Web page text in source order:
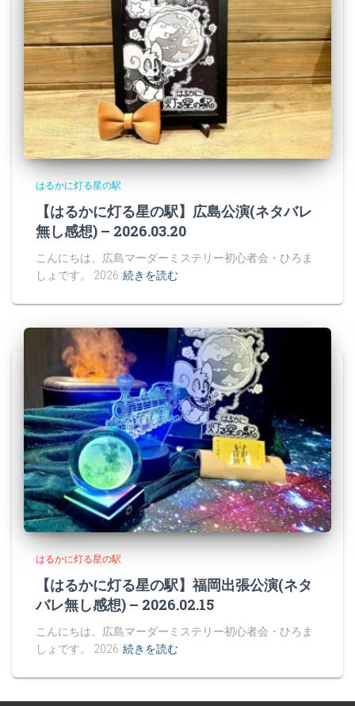
はるかに灯る星の駅
【はるかに灯る星の駅】広島公演(ネタバレ
無し感想) – 2026.03.20
こんにちは、広島マーダーミステリー初心者会・ひろま
しょです。 2026 続きを読む
はるかに灯る星の駅
【はるかに灯る星の駅】福岡出張公演(ネタ
バレ無し感想) – 2026.02.15
こんにちは、広島マーダーミステリー初心者会・ひろま
しょです。 2026 続きを読む